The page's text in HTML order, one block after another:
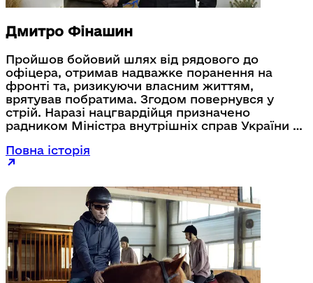
Дмитро Фінашин
Пройшов бойовий шлях від рядового до
офіцера, отримав надважке поранення на
фронті та, ризикуючи власним життям,
врятував побратима. Згодом повернувся у
стрій. Наразі нацгвардійця призначено
радником Міністра внутрішніх справ України з
розуміє потреби військових та ветеранів. Він
опікується питаннями покращення реабілітації,
соціальної підтримки та працевлаштування
Повна історія